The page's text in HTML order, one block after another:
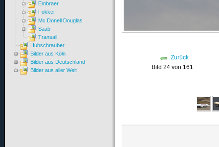
Zurück
Bild 24 von 161
Embraer
Fokker
Mc Donell Douglas
Saab
Transall
Hubschrauber
Bilder aus Köln
Bilder aus Deutschland
Bilder aus aller Welt